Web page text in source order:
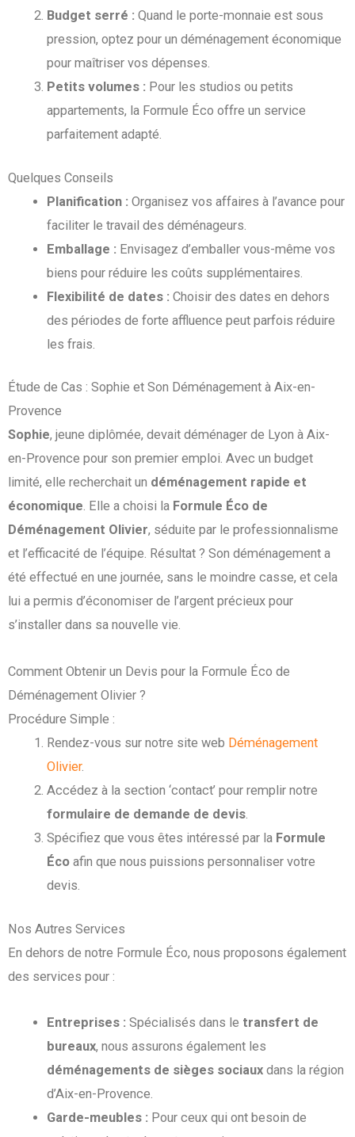
Budget serré : Quand le porte-monnaie est sous
pression, optez pour un déménagement économique
pour maîtriser vos dépenses.
Petits volumes : Pour les studios ou petits
appartements, la Formule Éco offre un service
parfaitement adapté.
Quelques Conseils
Planification : Organisez vos affaires à l’avance pour
faciliter le travail des déménageurs.
Emballage : Envisagez d’emballer vous-même vos
biens pour réduire les coûts supplémentaires.
Flexibilité de dates : Choisir des dates en dehors
des périodes de forte affluence peut parfois réduire
les frais.
Étude de Cas : Sophie et Son Déménagement à Aix-en-
Provence
Sophie, jeune diplômée, devait déménager de Lyon à Aix-
en-Provence pour son premier emploi. Avec un budget
limité, elle recherchait un déménagement rapide et
économique. Elle a choisi la Formule Éco de
Déménagement Olivier, séduite par le professionnalisme
et l’efficacité de l’équipe. Résultat ? Son déménagement a
été effectué en une journée, sans le moindre casse, et cela
lui a permis d’économiser de l’argent précieux pour
s’installer dans sa nouvelle vie.
Comment Obtenir un Devis pour la Formule Éco de
Déménagement Olivier ?
Procédure Simple :
Rendez-vous sur notre site web Déménagement
Olivier.
Accédez à la section ‘contact’ pour remplir notre
formulaire de demande de devis.
Spécifiez que vous êtes intéressé par la Formule
Éco afin que nous puissions personnaliser votre
devis.
Nos Autres Services
En dehors de notre Formule Éco, nous proposons également
des services pour :
Entreprises : Spécialisés dans le transfert de
bureaux, nous assurons également les
déménagements de sièges sociaux dans la région
d’Aix-en-Provence.
Garde-meubles : Pour ceux qui ont besoin de